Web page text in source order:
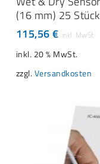
(16 mm) 25 Stück
115,56€
inkl. 20 % MwSt.
zzgl. Versandkosten